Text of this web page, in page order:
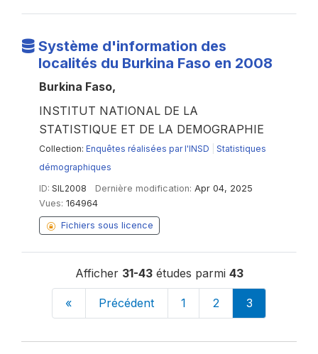
Système d'information des
localités du Burkina Faso en 2008
Burkina Faso,
INSTITUT NATIONAL DE LA
STATISTIQUE ET DE LA DEMOGRAPHIE
Collection: Enquêtes réalisées par l'INSD
Statistiques
démographiques
ID: SIL2008 Dernière modification: Apr 04, 2025
Vues: 164964
Fichiers sous licence
Afficher 31-43études parmi 43
« Précédent 1 2 3